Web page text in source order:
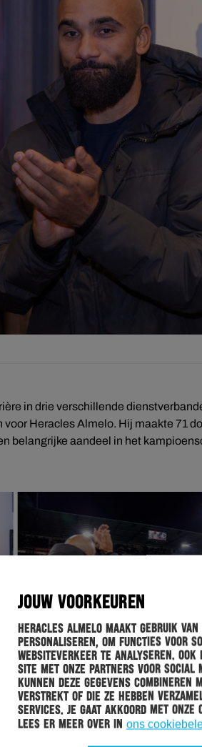
JOUW VOORKEUREN
Heracles Almelo maakt gebruik
personaliseren, om functies voor
websiteverkeer te analyseren.
site met onze partners voor social
kunnen deze gegevens
verstrekt of die ze hebben
services. Je gaat akkoord met
Lees er meer over in ons
in drie verschillende
Heracles Almelo. Hij maakte 71
belangrijke aandeel in het